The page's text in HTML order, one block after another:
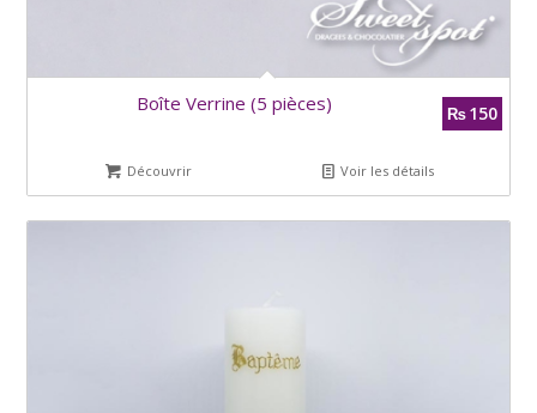
Boîte Verrine (5 pièces) ₨150
Découvrir Voir les détails